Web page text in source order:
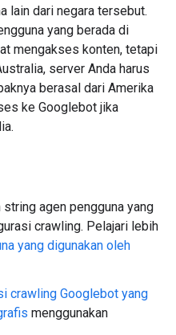
lain dari negara tersebut.
yang berada di
mengakses konten, tetapi
server Anda harus
berasal dari Amerika
ke Googlebot jika
agen pengguna yang
crawling. Pelajari lebih
yang digunakan oleh
crawling Googlebot yang
menggunakan